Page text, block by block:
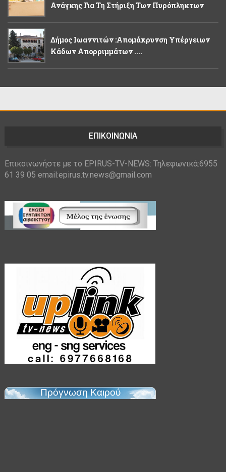
Ανάγκης Για Τη Στήριξη Των Πυρόπληκτων
Δήμος Ιωαννιτών :Απομάκρυνση Υπέργειων
Κάδων Απορριμμάτων ....
ΕΠΙΚΟΙΝΩΝΙΑ
Επικοινωνήστε με το EPIRUS-TV-NEWS: Τηλεφωνικά:6955
61 39 05 email:epirus.tv.news@gmail.com